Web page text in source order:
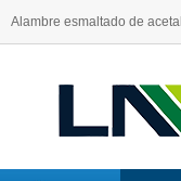
Alambre esmaltado de acetal